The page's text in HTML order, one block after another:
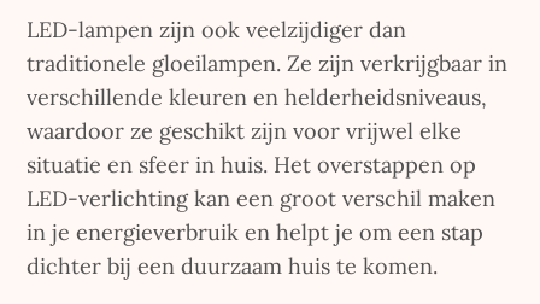
LED-lampen zijn ook veelzijdiger dan
traditionele gloeilampen. Ze zijn verkrijgbaar in
verschillende kleuren en helderheidsniveaus,
waardoor ze geschikt zijn voor vrijwel elke
situatie en sfeer in huis. Het overstappen op
LED-verlichting kan een groot verschil maken
in je energieverbruik en helpt je om een stap
dichter bij een duurzaam huis te komen.